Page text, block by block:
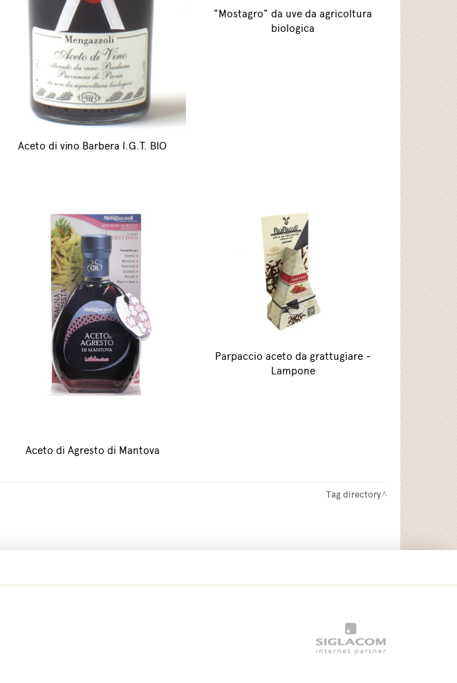
Aceto di vino Barbera I.G.T. BIO
"Mostagro" da uve da agricoltura
biologica
Aceto di Agresto di Mantova
Parpaccio aceto da grattugiare -
Lampone
Tag directory